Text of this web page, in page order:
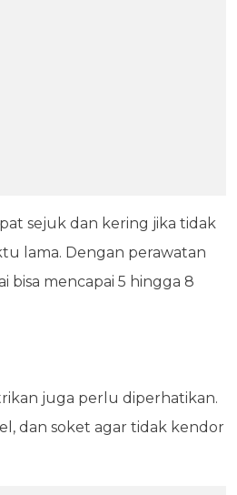
sejuk dan kering jika tidak
lama. Dengan perawatan
bisa mencapai 5 hingga 8
juga perlu diperhatikan.
dan soket agar tidak kendor